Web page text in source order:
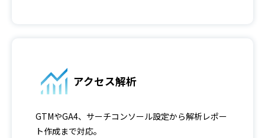
アクセス解析
GTMやGA4、サーチコンソール設定から解析レポー
ト作成まで対応。